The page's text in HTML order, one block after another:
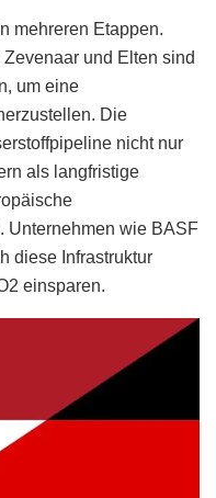
mehreren Etappen.
und Elten sind
um eine
Die
nicht nur
als langfristige
Unternehmen wie BASF
diese Infrastruktur
einsparen.